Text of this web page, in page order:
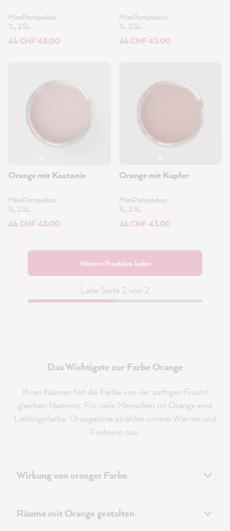
MissPompadour
1L, 2.5L
Ab CHF 43.00
MissPompadour
1L, 2.5L
Ab CHF 43.00
Orange mit Kastanie
MissPompadour
1L, 2.5L
Ab CHF 43.00
Orange mit Kupfer
MissPompadour
1L, 2.5L
Ab CHF 43.00
Weitere Produkte laden
Lade Seite 2 von 2
Das Wichtigste zur Farbe Orange
Ihren Namen hat die Farbe von der saftigen Frucht
gleichen Namens. Für viele Menschen ist Orange eine
Lieblingsfarbe. Orangetöne strahlen immer Wärme und
Frohsinn aus.
Wirkung von oranger Farbe
Räume mit Orange gestalten